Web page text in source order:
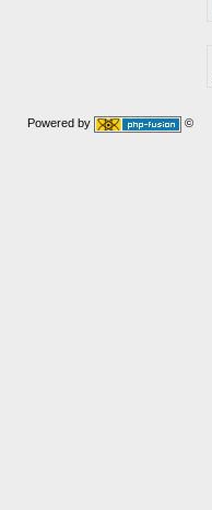
Powered by ©